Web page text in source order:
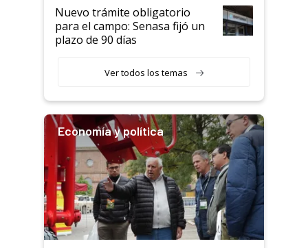
Nuevo trámite obligatorio
para el campo: Senasa fijó un
plazo de 90 días
Ver todos los temas
Economía y política